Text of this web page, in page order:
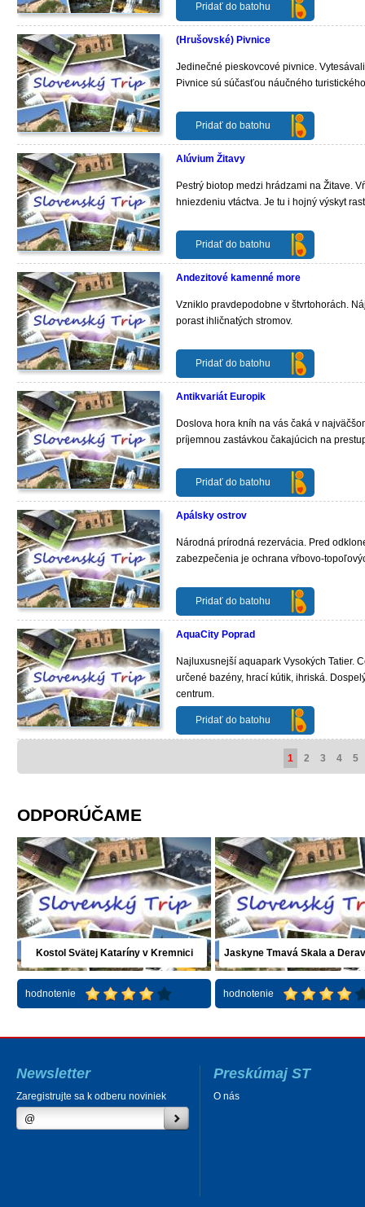
Pridať do batohu
(Hrušovské) Pivnice
Jedinečné pieskovcové pivnice.
Pivnice sú súčasťou náučného
Pridať do batohu
Alúvium Žitavy
Pestrý biotop medzi hrádzami na Žitave.
hniezdeniu vtáctva. Je tu i hojný výskyt
Pridať do batohu
Andezitové kamenné more
Vzniklo pravdepodobne v štvrtohorách.
porast ihličnatých stromov.
Pridať do batohu
Antikvariát Europik
Doslova hora kníh na vás čaká v
príjemnou zastávkou čakajúcich na
Pridať do batohu
Apálsky ostrov
Národná prírodná rezervácia. Pred
zabezpečenia je ochrana vŕbovo-
Pridať do batohu
AquaCity Poprad
Najluxusnejší aquapark Vysokých Tatier.
určené bazény, hrací kútik, ihriská.
centrum.
Pridať do batohu
1 2 3 4 5
ODPORÚČAME
Kostol Svätej Kataríny v Kremnici
hodnotenie
Jaskyne Tmavá Skala a
(Plavecký Mikuláš)
hodnotenie
Newsletter
Zaregistrujte sa k odberu noviniek
Preskúmaj ST
O nás